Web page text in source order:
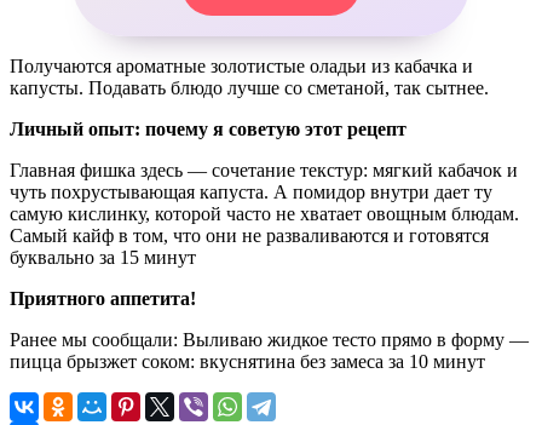
Получаются ароматные золотистые оладьи из кабачка и
капусты. Подавать блюдо лучше со сметаной, так сытнее.
Личный опыт: почему я советую этот рецепт
Главная фишка здесь — сочетание текстур: мягкий кабачок и
чуть похрустывающая капуста. А помидор внутри дает ту
самую кислинку, которой часто не хватает овощным блюдам.
Самый кайф в том, что они не разваливаются и готовятся
буквально за 15 минут
Приятного аппетита!
Ранее мы сообщали: Выливаю жидкое тесто прямо в форму —
пицца брызжет соком: вкуснятина без замеса за 10 минут